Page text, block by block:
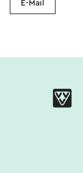
E-Mail